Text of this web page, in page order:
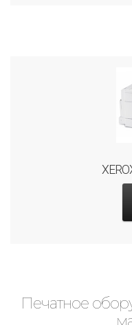
Печатное